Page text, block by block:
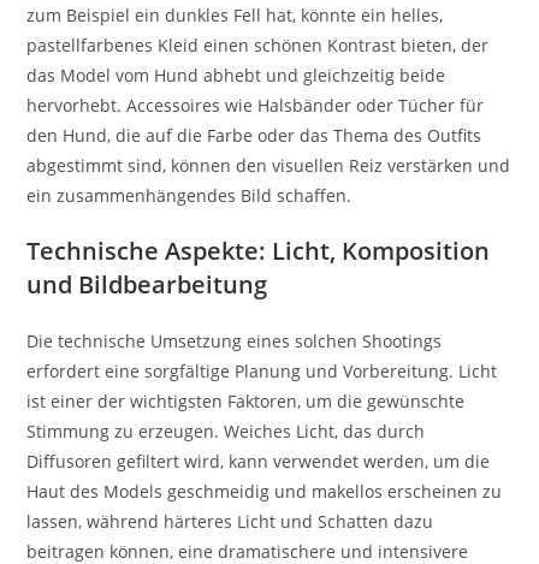
zum Beispiel ein dunkles Fell hat, könnte ein helles,
pastellfarbenes Kleid einen schönen Kontrast bieten, der
das Model vom Hund abhebt und gleichzeitig beide
hervorhebt. Accessoires wie Halsbänder oder Tücher für
den Hund, die auf die Farbe oder das Thema des Outfits
abgestimmt sind, können den visuellen Reiz verstärken und
ein zusammenhängendes Bild schaffen.
Technische Aspekte: Licht, Komposition
und Bildbearbeitung
Die technische Umsetzung eines solchen Shootings
erfordert eine sorgfältige Planung und Vorbereitung. Licht
ist einer der wichtigsten Faktoren, um die gewünschte
Stimmung zu erzeugen. Weiches Licht, das durch
Diffusoren gefiltert wird, kann verwendet werden, um die
Haut des Models geschmeidig und makellos erscheinen zu
lassen, während härteres Licht und Schatten dazu
beitragen können, eine dramatischere und intensivere